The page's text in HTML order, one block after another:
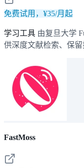
免费试用，¥35/月起
学习工具 由复旦大学
供深度文献检索、保留
FastMoss